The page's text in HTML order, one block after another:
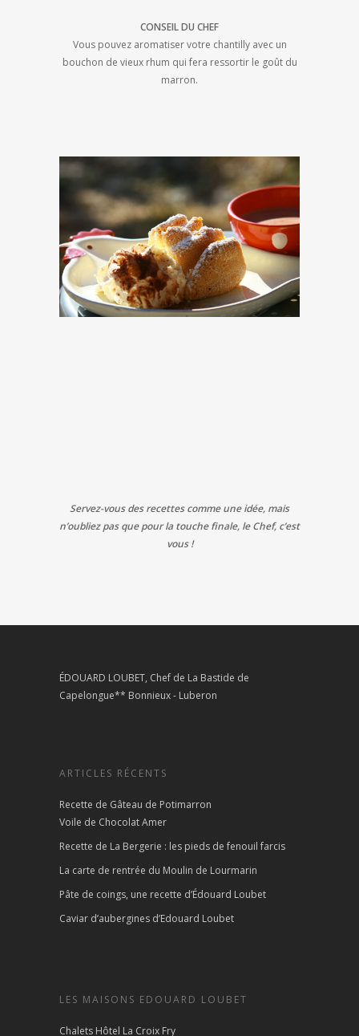
CONSEIL DU CHEF
Vous pouvez aromatiser votre chantilly avec un
bouchon de vieux rhum qui fera ressortir le goût du
marron.
Servez-vous des recettes comme une idée, mais
n’oubliez pas que pour la touche finale, le Chef, c’est
vous !
ÉDOUARD LOUBET, Chef de La Bastide de
Capelongue** Bonnieux - Luberon
ARTICLES RÉCENTS
Recette de Gâteau de Potimarron
Voile de Chocolat Amer
Recette de La Bergerie : les pieds de fenouil farcis
La carte de rentrée du Moulin de Lourmarin
Pâte de coings, une recette d’Édouard Loubet
Caviar d’aubergines d’Edouard Loubet
LES MAISONS EDOUARD LOUBET
Chalets Hôtel La Croix Fry